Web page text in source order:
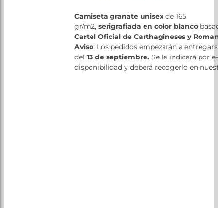
Tienda
Camiseta granate unisex de 165
gr/m2, serigrafiada en color blanco
Cartel Oficial de Carthagineses y
Aviso: Los pedidos empezarán a
del 13 de septiembre. Se le indicará por
disponibilidad y deberá recogerlo en